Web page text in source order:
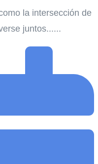
la intersección de
juntos......